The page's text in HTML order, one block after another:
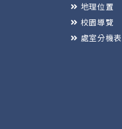
地理位置
校園導覽
處室分機表